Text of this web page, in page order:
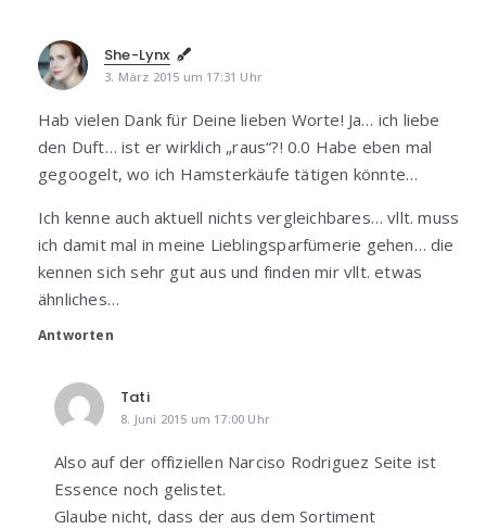
She-Lynx
3. März 2015 um 17:31 Uhr
Hab vielen Dank für Deine lieben Worte! Ja… ich liebe
den Duft… ist er wirklich „raus“?! 0.0 Habe eben mal
gegoogelt, wo ich Hamsterkäufe tätigen könnte…
Ich kenne auch aktuell nichts vergleichbares… vllt. muss
ich damit mal in meine Lieblingsparfümerie gehen… die
kennen sich sehr gut aus und finden mir vllt. etwas
ähnliches…
Antworten
Tati
8. Juni 2015 um 17:00 Uhr
Also auf der offiziellen Narciso Rodriguez Seite ist
Essence noch gelistet.
Glaube nicht, dass der aus dem Sortiment